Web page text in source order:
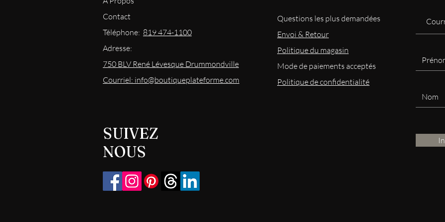
Contact
Téléphone: 819 474-1100
Adresse:
750 BLV René Lévesque Drummondville
Courriel: info@boutiqueplateforme.com
SUIVEZ
NOUS
Questions les plus demandées
Envoi & Retour
Politique du magasin
Modede paiements acceptés
Politique de confidentialité